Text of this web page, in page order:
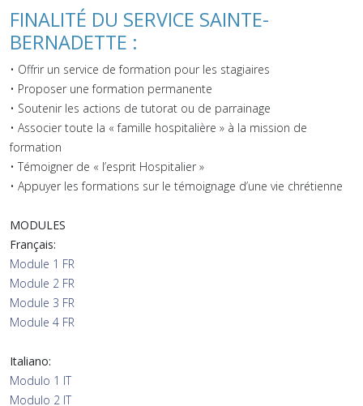
FINALITÉ DU SERVICE SAINTE-
BERNADETTE :
• Offrir un service de formation pour les stagiaires
• Proposer une formation permanente
• Soutenir les actions de tutorat ou de parrainage
• Associer toute la « famille hospitalière » à la mission de
formation
• Témoigner de « l’esprit Hospitalier »
• Appuyer les formations sur le témoignage d’une vie chrétienne
MODULES
Français:
Module 1 FR
Module 2 FR
Module 3 FR
Module 4 FR
Italiano:
Modulo 1 IT
Modulo 2 IT